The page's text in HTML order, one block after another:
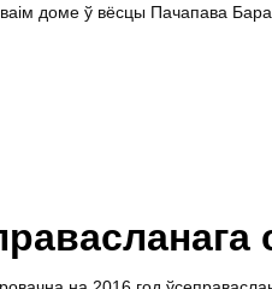
доме ў вёсцы Пачапава